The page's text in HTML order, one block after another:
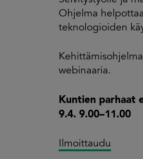
Ohjelma
teknologioiden
webinaaria.
Kuntien parhaat
9.4. 9.00–11.00
Ilmoittaudu